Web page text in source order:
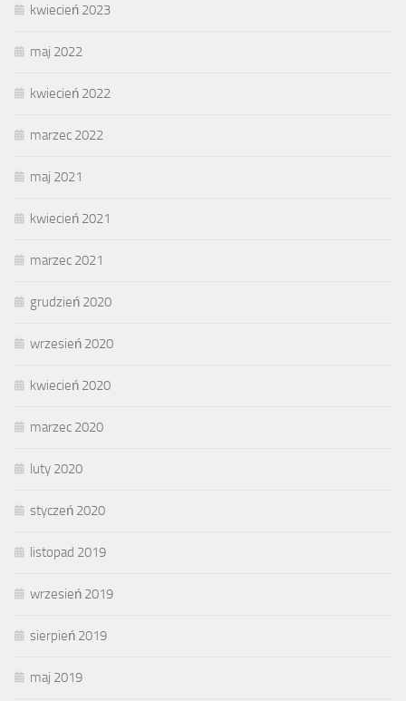
kwiecień 2023
maj 2022
kwiecień 2022
marzec 2022
maj 2021
kwiecień 2021
marzec 2021
grudzień 2020
wrzesień 2020
kwiecień 2020
marzec 2020
luty 2020
styczeń 2020
listopad 2019
wrzesień 2019
sierpień 2019
maj 2019